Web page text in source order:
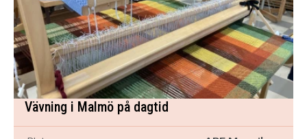
Vävning i Malmö på dagtid